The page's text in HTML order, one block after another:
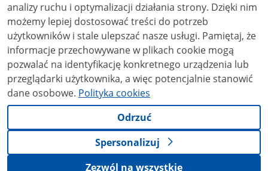
analizy ruchu i optymalizacji działania strony. Dzięki nim
możemy lepiej dostosować treści do potrzeb
użytkowników i stale ulepszać nasze usługi. Pamiętaj, że
informacje przechowywane w plikach cookie mogą
pozwalać na identyfikację konkretnego urządzenia lub
przeglądarki użytkownika, a więc potencjalnie stanowić
dane osobowe. Polityka cookies
Odrzuć
Spersonalizuj
Zezwól na wszystkie